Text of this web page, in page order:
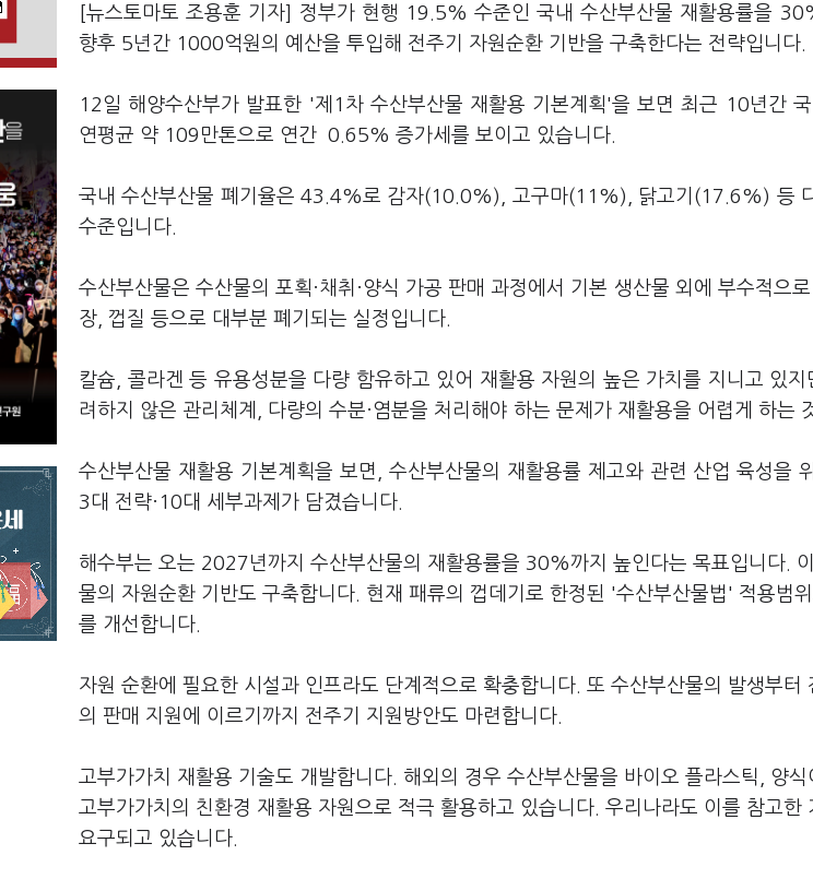
[뉴스토마토 조용훈 기자] 정부가 현행 19.5% 수준인 국내 수산부산물 재활용률을
향후 5년간 1000억원의 예산을 투입해 전주기 자원순환 기반을 구축한다는 전략입니다.
12일 해양수산부가 발표한 '제1차 수산부산물 재활용 기본계획'을 보면 최근 10년간
연평균 약 109만톤으로 연간 0.65% 증가세를 보이고 있습니다.
국내 수산부산물 폐기율은 43.4%로 감자(10.0%), 고구마(11%), 닭고기(17.6%) 등
수준입니다.
수산부산물은 수산물의 포획·채취·양식 가공 판매 과정에서 기본 생산물 외에 부수적으
장, 껍질 등으로 대부분 폐기되는 실정입니다.
칼슘, 콜라겐 등 유용성분을 다량 함유하고 있어 재활용 자원의 높은 가치를 지니고 있
려하지 않은 관리체계, 다량의 수분·염분을 처리해야 하는 문제가 재활용을 어렵게 하는
수산부산물 재활용 기본계획을 보면, 수산부산물의 재활용률 제고와 관련 산업 육성을
3대 전략·10대 세부과제가 담겼습니다.
해수부는 오는 2027년까지 수산부산물의 재활용률을 30%까지 높인다는 목표입니다.
물의 자원순환 기반도 구축합니다. 현재 패류의 껍데기로 한정된 '수산부산물법' 적용범
를 개선합니다.
자원 순환에 필요한 시설과 인프라도 단계적으로 확충합니다. 또 수산부산물의 발생부터
의 판매 지원에 이르기까지 전주기 지원방안도 마련합니다.
고부가가치 재활용 기술도 개발합니다. 해외의 경우 수산부산물을 바이오 플라스틱, 양
고부가가치의 친환경 재활용 자원으로 적극 활용하고 있습니다. 우리나라도 이를 참고한
요구되고 있습니다.